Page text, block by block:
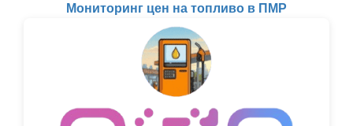
Мониторинг цен на топливо в ПМР